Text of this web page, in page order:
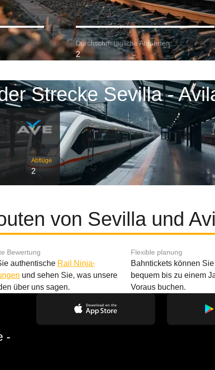
Durchschn. tägliche Abfahrten:
2
Strecke Sevilla -
Abflüge
2
von Sevilla und
Bewertung
authentische Rail Ninja-
und sehen Sie, was unsere
über uns sagen.
Flexible planung
Bahntickets können Sie
bequem bis zu einem
Voraus buchen.
-